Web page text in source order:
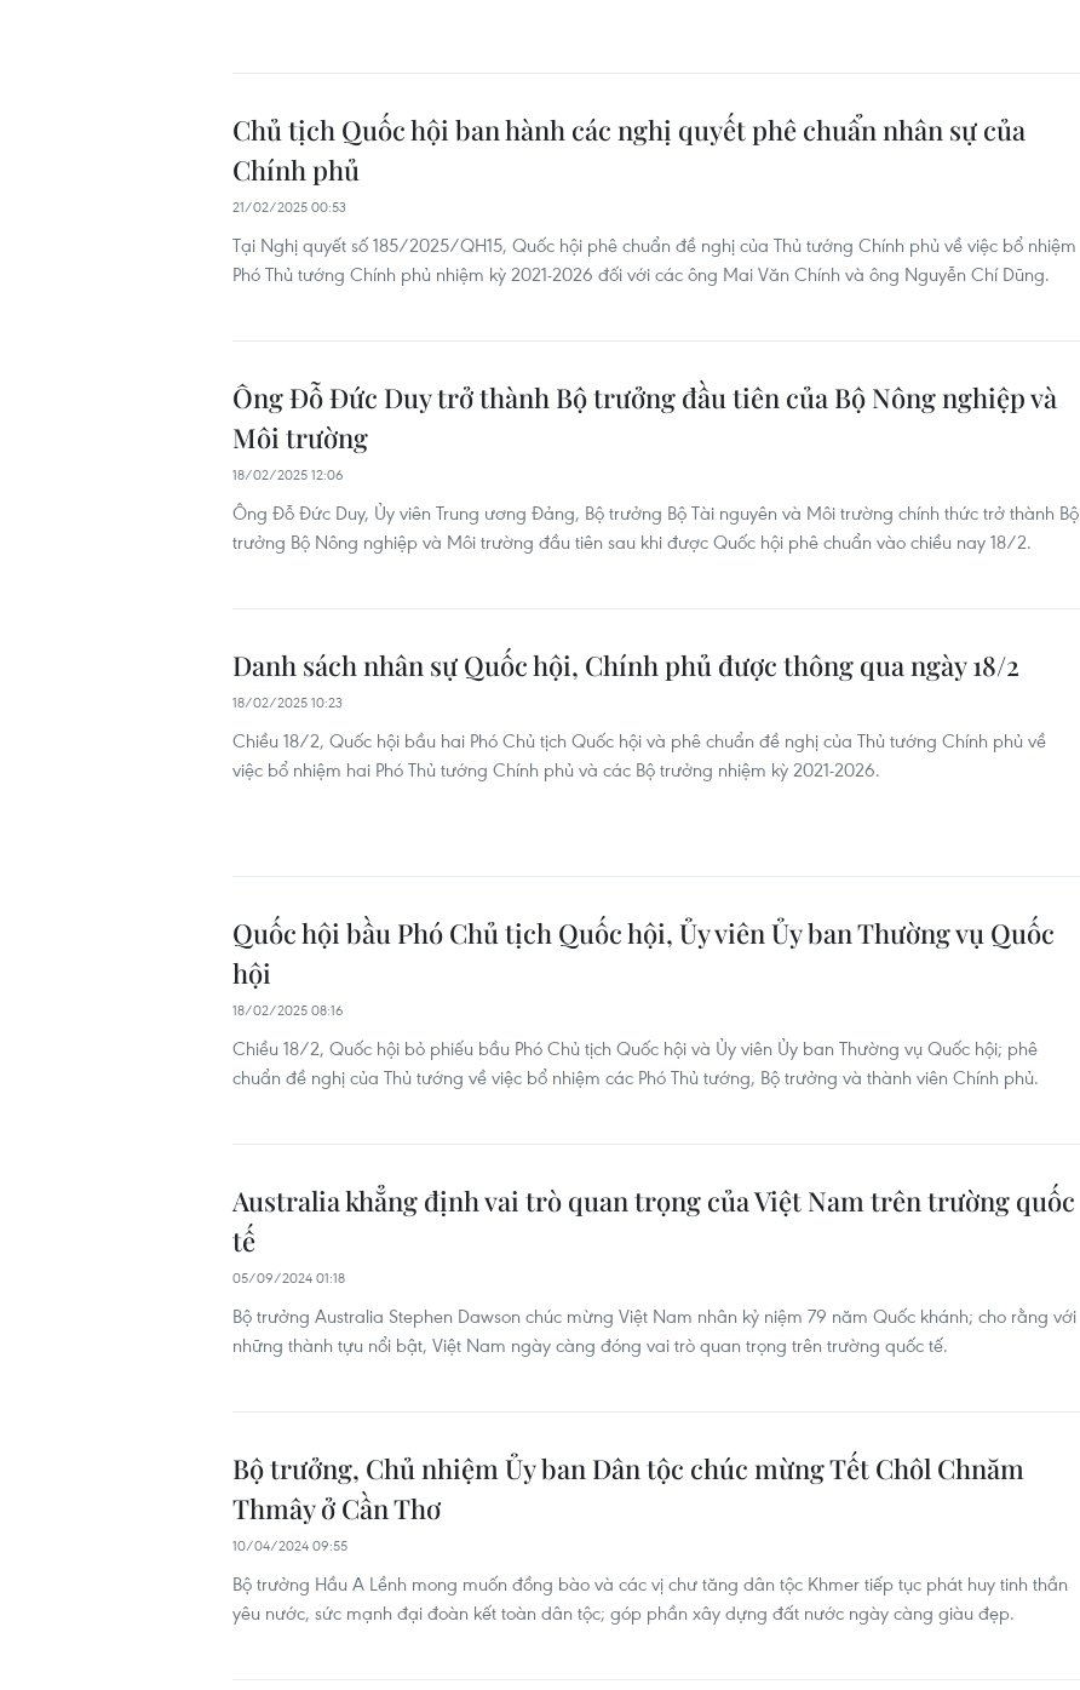
Chủ tịch Quốc hội ban hành các nghị quyết phê chuẩn nhân sự của
Chính phủ
21/02/2025 00:53
Tại Nghị quyết số 185/2025/QH15, Quốc hội phê chuẩn đề nghị của Thủ tướng Chính phủ về việc bổ nhiệm
Phó Thủ tướng Chính phủ nhiệm kỳ 2021-2026 đối với các ông Mai Văn Chính và ông Nguyễn Chí Dũng.
Ông Đỗ Đức Duy trở thành Bộ trưởng đầu tiên của Bộ Nông nghiệp và
Môi trường
18/02/2025 12:06
Ông Đỗ Đức Duy, Ủy viên Trung ương Đảng, Bộ trưởng Bộ Tài nguyên và Môi trường chính thức trở thành Bộ
trưởng Bộ Nông nghiệp và Môi trường đầu tiên sau khi được Quốc hội phê chuẩn vào chiều nay 18/2.
Danh sách nhân sự Quốc hội, Chính phủ được thông qua ngày 18/2
18/02/2025 10:23
Chiều 18/2, Quốc hội bầu hai Phó Chủ tịch Quốc hội và phê chuẩn đề nghị của Thủ tướng Chính phủ về
việc bổ nhiệm hai Phó Thủ tướng Chính phủ và các Bộ trưởng nhiệm kỳ 2021-2026.
Quốc hội bầu Phó Chủ tịch Quốc hội, Ủy viên Ủy ban Thường vụ Quốc
hội
18/02/2025 08:16
Chiều 18/2, Quốc hội bỏ phiếu bầu Phó Chủ tịch Quốc hội và Ủy viên Ủy ban Thường vụ Quốc hội; phê
chuẩn đề nghị của Thủ tướng về việc bổ nhiệm các Phó Thủ tướng, Bộ trưởng và thành viên Chính phủ.
Australia khẳng định vai trò quan trọng của Việt Nam trên trường quốc
tế
05/09/2024 01:18
Bộ trưởng Australia Stephen Dawson chúc mừng Việt Nam nhân kỷ niệm 79 năm Quốc khánh; cho rằng với
những thành tựu nổi bật, Việt Nam ngày càng đóng vai trò quan trọng trên trường quốc tế.
Bộ trưởng, Chủ nhiệm Ủy ban Dân tộc chúc mừng Tết Chôl Chnăm
Thmây ở Cần Thơ
10/04/2024 09:55
Bộ trưởng Hầu A Lềnh mong muốn đồng bào và các vị chư tăng dân tộc Khmer tiếp tục phát huy tinh thần
yêu nước, sức mạnh đại đoàn kết toàn dân tộc; góp phần xây dựng đất nước ngày càng giàu đẹp.